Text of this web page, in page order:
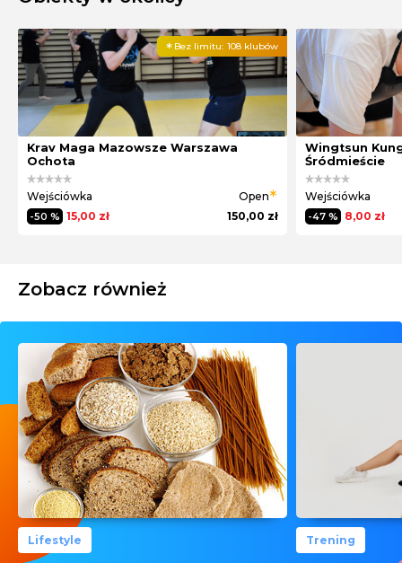
Bez limitu: 108 klubów
Krav Maga Mazowsze Warszawa
Ochota
Wejściówka
-50 % 15,00 zł
Open
150,00 zł
Wingtsun
Śródmieście
Wejściówka
-47 % 8,00 zł
Zobacz również
Lifestyle Trening